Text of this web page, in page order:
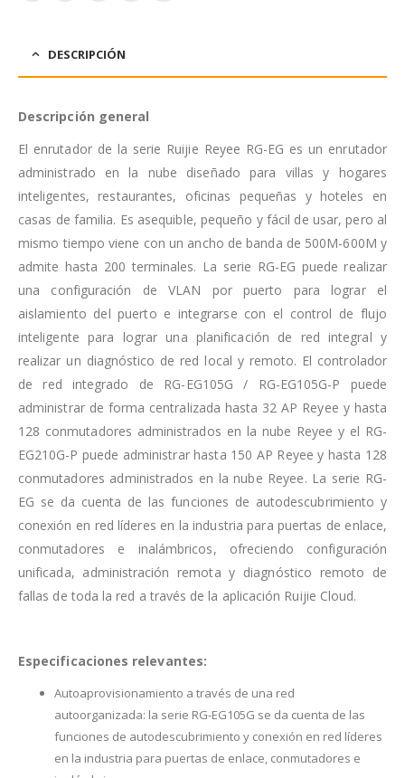
DESCRIPCIÓN
Descripción general
El enrutador de la serie Ruijie Reyee RG-EG es un enrutador
administrado en la nube diseñado para villas y hogares
inteligentes, restaurantes, oficinas pequeñas y hoteles en
casas de familia. Es asequible, pequeño y fácil de usar, pero al
mismo tiempo viene con un ancho de banda de 500M-600M y
admite hasta 200 terminales. La serie RG-EG puede realizar
una configuración de VLAN por puerto para lograr el
aislamiento del puerto e integrarse con el control de flujo
inteligente para lograr una planificación de red integral y
realizar un diagnóstico de red local y remoto. El controlador
de red integrado de RG-EG105G / RG-EG105G-P puede
administrar de forma centralizada hasta 32 AP Reyee y hasta
128 conmutadores administrados en la nube Reyee y el RG-
EG210G-P puede administrar hasta 150 AP Reyee y hasta 128
conmutadores administrados en la nube Reyee. La serie RG-
EG se da cuenta de las funciones de autodescubrimiento y
conexión en red líderes en la industria para puertas de enlace,
conmutadores e inalámbricos, ofreciendo configuración
unificada, administración remota y diagnóstico remoto de
fallas de toda la red a través de la aplicación Ruijie Cloud.
Especificaciones relevantes:
Autoaprovisionamiento a través de una red
autoorganizada: la serie RG-EG105G se da cuenta de las
funciones de autodescubrimiento y conexión en red líderes
en la industria para puertas de enlace, conmutadores e